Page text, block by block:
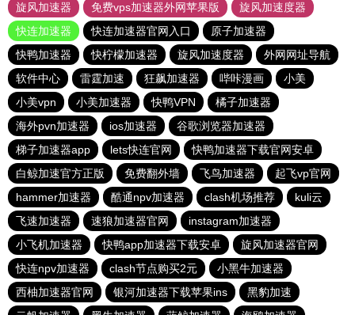
旋风加速器
免费vps加速器外网苹果版
旋风加速度器
快连加速器
快连加速器官网入口
原子加速器
快鸭加速器
快柠檬加速器 旋风加速度器
外网网址导航
软件中心
雷霆加速 狂飙加速器 哔咔漫画
小美
小美vpn
小美加速器 快鸭VPN
橘子加速器
海外pvn加速器
ios加速器
谷歌浏览器加速器
梯子加速器app
lets快连官网
快鸭加速器下载官网安卓
白鲸加速官方正版
免费翻外墙 飞鸟加速器
起飞vp官网
hammer加速器
酷通npv加速器 clash机场推荐
kuli云
飞速加速器
速狼加速器官网
instagram加速器
小飞机加速器
快鸭app加速器下载安卓
旋风加速器官网
快连npv加速器
clash节点购买2元
小黑牛加速器
西柚加速器官网
银河加速器下载苹果ins
黑豹加速